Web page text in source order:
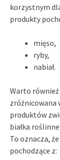
korzystnym
produkty
mięso,
ryby,
nabiał.
Warto również
zróżnicowana
produktów
białka
To oznacza,
pochodzące z: